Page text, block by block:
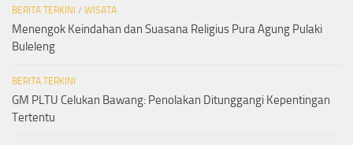
BERITA TERKINI / WISATA
Menengok Keindahan dan Suasana Religius Pura Agung Pulaki
Buleleng
BERITA TERKINI
GM PLTU Celukan Bawang: Penolakan Ditunggangi Kepentingan
Tertentu